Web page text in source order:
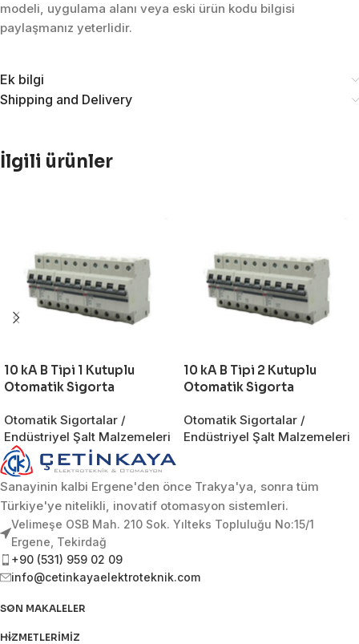
modeli, uygulama alanı veya eski ürün kodu bilgisi
paylaşmanız yeterlidir.
Ek bilgi
Shipping and Delivery
İlgili ürünler
10 kA B Tipi 1 Kutuplu
Otomatik Sigorta
Otomatik Sigortalar /
Endüstriyel Şalt Malzemeleri
10 kA B Tipi 2 Kutuplu
Otomatik Sigorta
Otomatik Sigortalar /
Endüstriyel Şalt Malzemeleri
Sanayinin kalbi Ergene'den önce Trakya'ya, sonra tüm
Türkiye'ye nitelikli, inovatif otomasyon sistemleri.
Velimeşe OSB Mah. 210 Sok. Yılteks Topluluğu No:15/1
Ergene, Tekirdağ
+90 (531) 959 02 09
info@cetinkayaelektroteknik.com
SON MAKALELER
HIZMETLERIMIZ